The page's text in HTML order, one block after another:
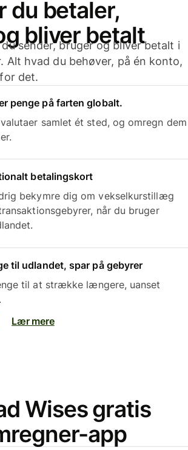
du betaler,
bliver betalt
sender, bruger og bliver betalt i
Alt hvad du behøver, på én konto,
det.
penge på farten globalt.
samlet ét sted, og omregn dem
betalingskort
bekymre dig om vekselkurstillæg
når du bruger
til udlandet, spar på gebyrer
til at strække længere, uanset
Lær mere
Wises gratis
app